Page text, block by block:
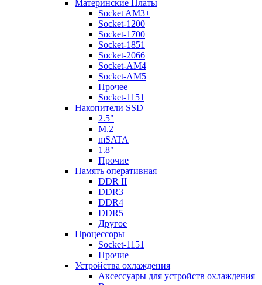
Материнские Платы
Socket AM3+
Socket-1200
Socket-1700
Socket-1851
Socket-2066
Socket-AM4
Socket-AM5
Прочее
Socket-1151
Накопители SSD
2.5"
M.2
mSATA
1.8"
Прочие
Память оперативная
DDR II
DDR3
DDR4
DDR5
Другое
Процессоры
Socket-1151
Прочие
Устройства охлаждения
Аксессуары для устройств охлаждения